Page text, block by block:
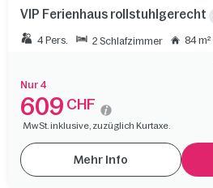
VIP Ferienhaus rollstuhlgerecht
4 Pers. 2 Schlafzimmer 84 m²
Nur 4
609 CHF
MwSt. inklusive, zuzüglich Kurtaxe.
Mehr Info